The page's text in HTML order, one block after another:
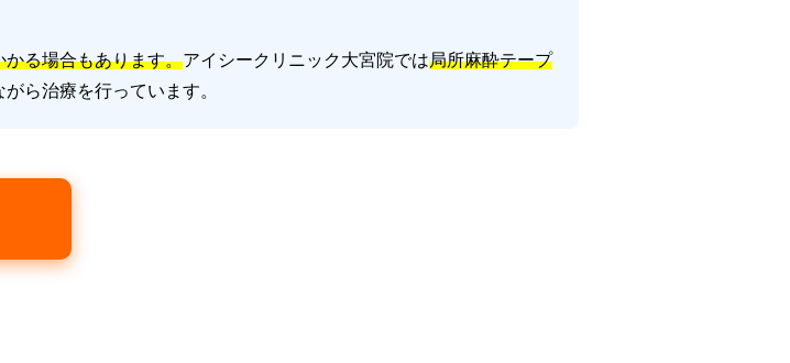
かる場合もあります。アイシークリニック大宮院では局所麻酔テープ
ら治療を行っています。